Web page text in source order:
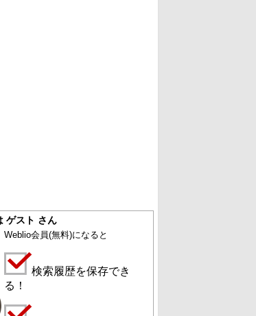
ゲスト さん
Weblio会員(無料)になると
検索履歴を保存でき
る！